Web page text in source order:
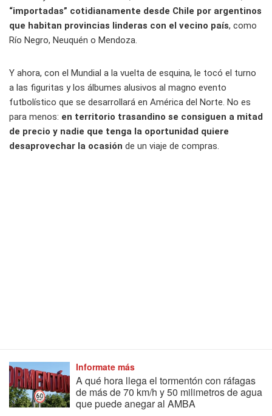
“importadas” cotidianamente desde Chile por argentinos
que habitan provincias linderas con el vecino país, como
Río Negro, Neuquén o Mendoza.
Y ahora, con el Mundial a la vuelta de esquina, le tocó el turno
a las figuritas y los álbumes alusivos al magno evento
futbolístico que se desarrollará en América del Norte. No es
para menos: en territorio trasandino se consiguen a mitad
de precio y nadie que tenga la oportunidad quiere
desaprovechar la ocasión de un viaje de compras.
Informate más
A qué hora llega el tormentón con ráfagas
de más de 70 km/h y 50 milimetros de agua
que puede anegar al AMBA